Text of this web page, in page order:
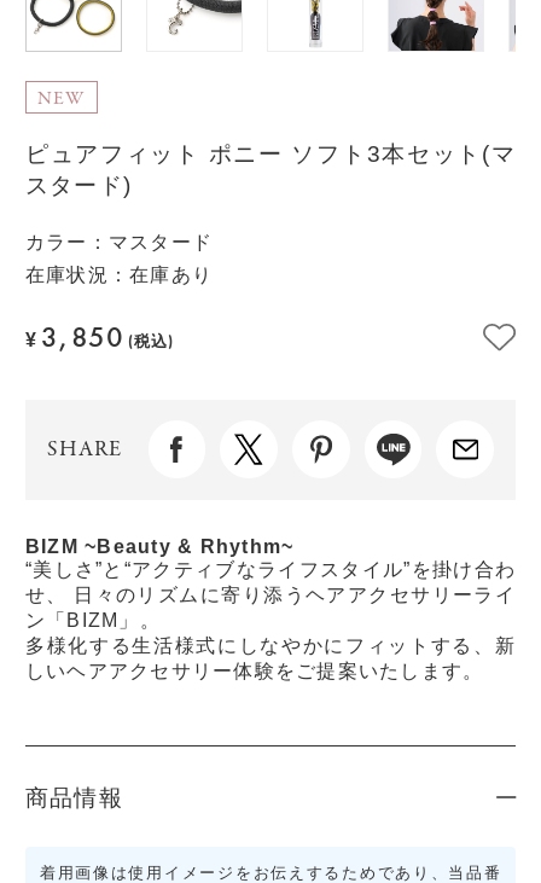
NEW
ピュアフィット ポニー ソフト3本セット(マ
スタード)
カラー ： マスタード
在庫状況：在庫あり
¥ 3,850 (税込)
SHARE
BIZM ~Beauty & Rhythm~
“美しさ”と“アクティブなライフスタイル”を掛け合わ
せ、 日々のリズムに寄り添うヘアアクセサリーライ
ン「BIZM」。
多様化する生活様式にしなやかにフィットする、新
しいヘアアクセサリー体験をご提案いたします。
商品情報
着用画像は使用イメージをお伝えするためであり、当品番